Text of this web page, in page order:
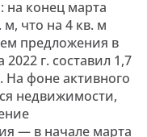
конец марта
м, что на 4 кв. м
предложения в
г. составил 1,7
На фоне активного
недвижимости,
— в начале марта